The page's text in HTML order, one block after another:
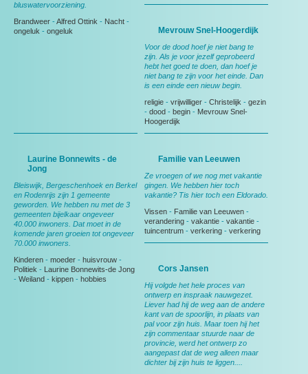
bluswatervoorziening.
Brandweer - Alfred Ottink - Nacht -
ongeluk - ongeluk Mevrouw Snel-Hoogerdijk
Voor de dood hoef je niet bang te
zijn. Als je voor jezelf geprobeerd
hebt het goed te doen, dan hoef je
niet bang te zijn voor het einde. Dan
is een einde een nieuw begin.
religie - vrijwilliger - Christelijk - gezin
- dood - begin - Mevrouw Snel-
Hoogerdijk
Laurine Bonnewits - de
Jong
Bleiswijk, Bergeschenhoek en Berkel
en Rodenrijs zijn 1 gemeente
geworden. We hebben nu met de 3
gemeenten bijelkaar ongeveer
40.000 inwoners. Dat moet in de
komende jaren groeien tot ongeveer
70.000 inwoners.
Kinderen - moeder - huisvrouw -
Politiek - Laurine Bonnewits-de Jong
- Weiland - kippen - hobbies
Familie van Leeuwen
Ze vroegen of we nog met vakantie
gingen. We hebben hier toch
vakantie? Tis hier toch een Eldorado.
Vissen - Familie van Leeuwen -
verandering - vakantie - vakantie -
tuincentrum - verkering - verkering
Cors Jansen
Hij volgde het hele proces van
ontwerp en inspraak nauwgezet.
Liever had hij de weg aan de andere
kant van de spoorlijn, in plaats van
pal voor zijn huis. Maar toen hij het
zijn commentaar stuurde naar de
provincie, werd het ontwerp zo
aangepast dat de weg alleen maar
dichter bij zijn huis te liggen....